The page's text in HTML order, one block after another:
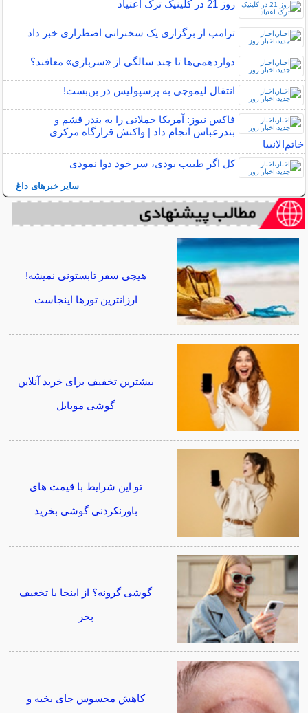
روز 21 در کلینیک ترک اعتیاد
ترامپ از برگزاری یک سخنرانی اضطراری خبر داد
دوازدهمی‌ها تا چند سالگی از «سربازی» معافند؟
انتقال لیموچی به پرسپولیس در بن‌بست!
فاکس نیوز: آمریکا حملاتی را به بندر قشم و
بندرعباس انجام داد | واکنش قرارگاه مرکزی
خاتم‌الانبیا
کل اگر طبیب بودی، سر خود دوا نمودی
سایر خبرهای داغ
هیچی سفر تابستونی نمیشه!
ارزانترین تورها اینجاست
بیشترین تخفیف برای خرید آنلاین
گوشی موبایل
تو این شرایط با قیمت های
باورنکردنی گوشی بخرید
گوشی گرونه؟ از اینجا با تخغیف
بخر
کاهش محسوس جای بخیه و